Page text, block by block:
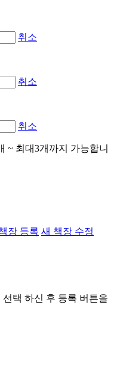
취소
취소
취소
~ 최대3개까지 가능합니
장 등록 새 책장 수정
선택 하신 후 등록 버튼을